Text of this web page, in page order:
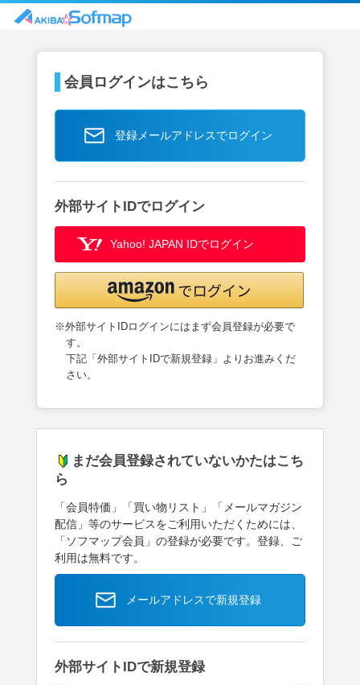
会員ログインはこちら
登録メールアドレスでログイン
外部サイトIDでログイン
Yahoo! JAPAN IDでログイン
※外部サイトIDログインにはまず会員登録が必要で
す。
下記「外部サイトIDで新規登録」よりお進みくだ
さい。
まだ会員登録されていないかたはこち
ら
「会員特価」「買い物リスト」「メールマガジン
配信」等のサービスをご利用いただくためには、
「ソフマップ会員」の登録が必要です。登録、ご
利用は無料です。
メールアドレスで新規登録
外部サイトIDで新規登録